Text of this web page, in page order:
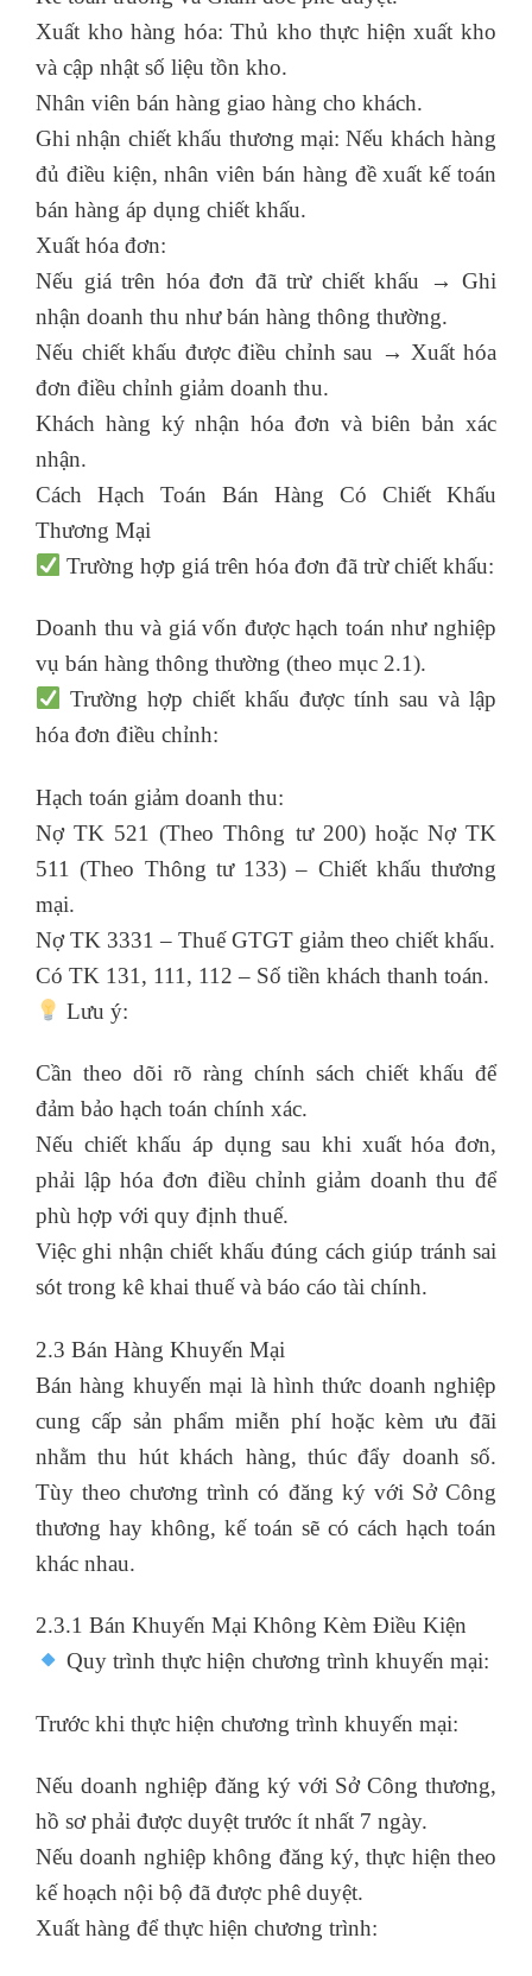
Xuất kho hàng hóa: Thủ kho thực hiện xuất kho
và cập nhật số liệu tồn kho.
Nhân viên bán hàng giao hàng cho khách.
Ghi nhận chiết khấu thương mại: Nếu khách hàng
đủ điều kiện, nhân viên bán hàng đề xuất kế toán
bán hàng áp dụng chiết khấu.
Xuất hóa đơn:
Nếu giá trên hóa đơn đã trừ chiết khấu → Ghi
nhận doanh thu như bán hàng thông thường.
Nếu chiết khấu được điều chỉnh sau → Xuất hóa
đơn điều chỉnh giảm doanh thu.
Khách hàng ký nhận hóa đơn và biên bản xác
nhận.
Cách Hạch Toán Bán Hàng Có Chiết Khấu
Thương Mại
Trường hợp giá trên hóa đơn đã trừ chiết khấu:
Doanh thu và giá vốn được hạch toán như nghiệp
vụ bán hàng thông thường (theo mục 2.1).
Trường hợp chiết khấu được tính sau và lập
hóa đơn điều chỉnh:
Hạch toán giảm doanh thu:
Nợ TK 521 (Theo Thông tư 200) hoặc Nợ TK
511 (Theo Thông tư 133) – Chiết khấu thương
mại.
Nợ TK 3331 – Thuế GTGT giảm theo chiết khấu.
Có TK 131, 111, 112 – Số tiền khách thanh toán.
Lưu ý:
Cần theo dõi rõ ràng chính sách chiết khấu để
đảm bảo hạch toán chính xác.
Nếu chiết khấu áp dụng sau khi xuất hóa đơn,
phải lập hóa đơn điều chỉnh giảm doanh thu để
phù hợp với quy định thuế.
Việc ghi nhận chiết khấu đúng cách giúp tránh sai
sót trong kê khai thuế và báo cáo tài chính.
2.3 Bán Hàng Khuyến Mại
Bán hàng khuyến mại là hình thức doanh nghiệp
cung cấp sản phẩm miễn phí hoặc kèm ưu đãi
nhằm thu hút khách hàng, thúc đẩy doanh số.
Tùy theo chương trình có đăng ký với Sở Công
thương hay không, kế toán sẽ có cách hạch toán
khác nhau.
2.3.1 Bán Khuyến Mại Không Kèm Điều Kiện
Quy trình thực hiện chương trình khuyến mại:
Trước khi thực hiện chương trình khuyến mại:
Nếu doanh nghiệp đăng ký với Sở Công thương,
hồ sơ phải được duyệt trước ít nhất 7 ngày.
Nếu doanh nghiệp không đăng ký, thực hiện theo
kế hoạch nội bộ đã được phê duyệt.
Xuất hàng để thực hiện chương trình: